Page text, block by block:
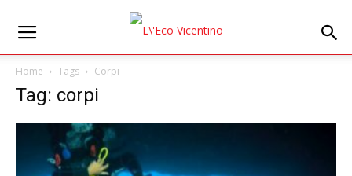
Home Tags Corpi
Tag: corpi